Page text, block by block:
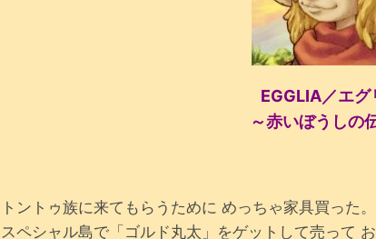
EGGLIA／エグ
～赤いぼうしの
トントゥ族に来てもらうために めっちゃ家具買った。
スペシャル島で「ゴルド丸太」をゲットして売って